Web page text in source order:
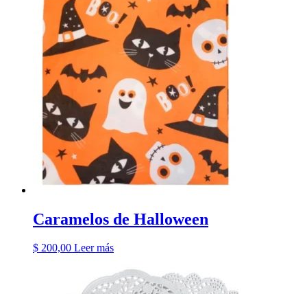
Caramelos de Halloween
$ 200,00 Leer más